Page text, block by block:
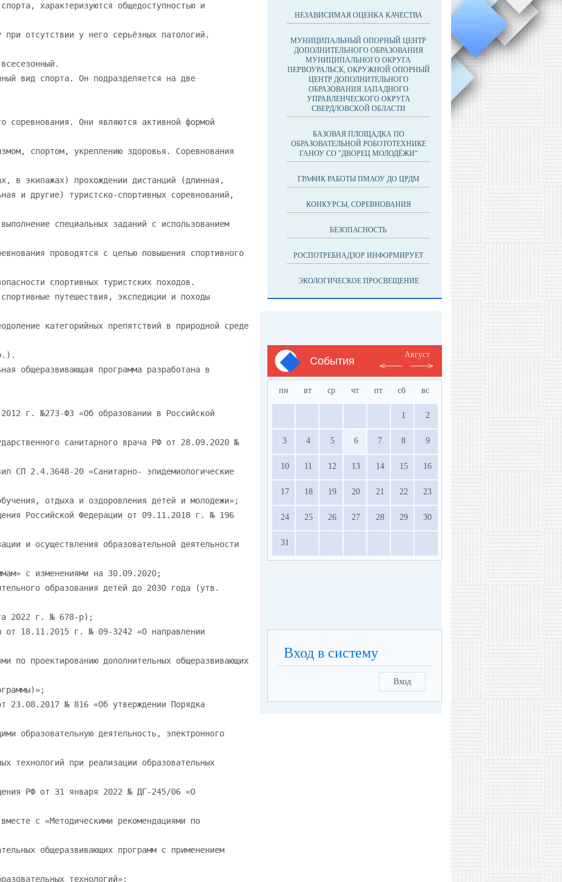
НЕЗАВИСИМАЯ ОЦЕНКА КАЧЕСТВА
МУНИЦИПАЛЬНЫЙ ОПОРНЫЙ ЦЕНТР
ДОПОЛНИТЕЛЬНОГО ОБРАЗОВАНИЯ
МУНИЦИПАЛЬНОГО ОКРУГА
ПЕРВОУРАЛЬСК, ОКРУЖНОЙ ОПОРНЫЙ
ЦЕНТР ДОПОЛНИТЕЛЬНОГО
ОБРАЗОВАНИЯ ЗАПАДНОГО
УПРАВЛЕНЧЕСКОГО ОКРУГА
СВЕРДЛОВСКОЙ ОБЛАСТИ
БАЗОВАЯ ПЛОЩАДКА ПО
ОБРАЗОВАТЕЛЬНОЙ РОБОТОТЕХНИКЕ
ГАНОУ СО "ДВОРЕЦ МОЛОДЁЖИ"
ГРАФИК РАБОТЫ ПМАОУ ДО ЦРДМ
КОНКУРСЫ, СОРЕВНОВАНИЯ
БЕЗОПАСНОСТЬ
РОСПОТРЕБНАДЗОР ИНФОРМИРУЕТ
ЭКОЛОГИЧЕСКОЕ ПРОСВЕЩЕНИЕ
События
Август
пн вт ср чт пт сб вс
1 2
3 4 5 6 7 8 9
10 11 12 13 14 15 16
17 18 19 20 21 22 23
24 25 26 27 28 29 30
31
Вход в систему
Вход